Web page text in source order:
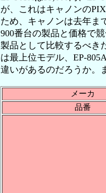
が、これはキャノンの
ため、キャノンは去年ま
900番台の製品と価格で
製品として比較するべき
は最上位モデル、EP-
違いがあるのだろうか。
メーカ
品番